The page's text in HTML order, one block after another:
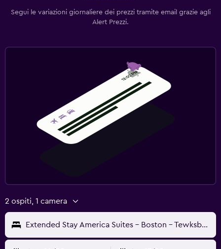
Segui le variazioni giornaliere dei prezzi tramite email grazie agli
Alert Prezzi.
2 ospiti, 1 camera
Extended Stay America Suites - Boston - Tewksbury